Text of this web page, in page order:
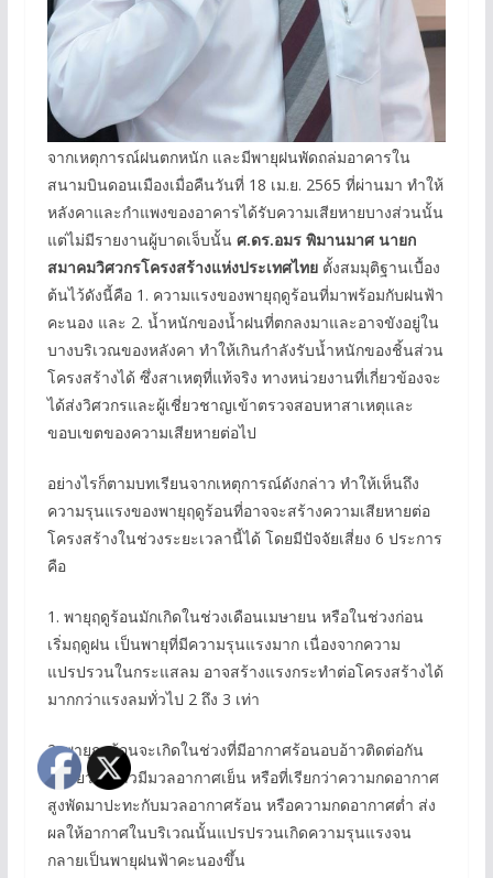
จากเหตุการณ์ฝนตกหนัก และมีพายุฝนพัดถล่มอาคารใน
สนามบินดอนเมืองเมื่อคืนวันที่ 18 เม.ย. 2565 ที่ผ่านมา ทำให้
หลังคาและกำแพงของอาคารได้รับความเสียหายบางส่วนนั้น
แต่ไม่มีรายงานผู้บาดเจ็บนั้น ศ.ดร.อมร พิมานมาศ นายก
สมาคมวิศวกรโครงสร้างแห่งประเทศไทย ตั้งสมมุติฐานเบื้อง
ต้นไว้ดังนี้คือ 1. ความแรงของพายุฤดูร้อนที่มาพร้อมกับฝนฟ้า
คะนอง และ 2. น้ำหนักของน้ำฝนที่ตกลงมาและอาจขังอยู่ใน
บางบริเวณของหลังคา ทำให้เกินกำลังรับน้ำหนักของชิ้นส่วน
โครงสร้างได้ ซึ่งสาเหตุที่แท้จริง ทางหน่วยงานที่เกี่ยวข้องจะ
ได้ส่งวิศวกรและผู้เชี่ยวชาญเข้าตรวจสอบหาสาเหตุและ
ขอบเขตของความเสียหายต่อไป
อย่างไรก็ตามบทเรียนจากเหตุการณ์ดังกล่าว ทำให้เห็นถึง
ความรุนแรงของพายุฤดูร้อนที่อาจจะสร้างความเสียหายต่อ
โครงสร้างในช่วงระยะเวลานี้ได้ โดยมีปัจจัยเสี่ยง 6 ประการ
คือ
1. พายุฤดูร้อนมักเกิดในช่วงเดือนเมษายน หรือในช่วงก่อน
เริ่มฤดูฝน เป็นพายุที่มีความรุนแรงมาก เนื่องจากความ
แปรปรวนในกระแสลม อาจสร้างแรงกระทำต่อโครงสร้างได้
มากกว่าแรงลมทั่วไป 2 ถึง 3 เท่า
2. พายุฤดูร้อนจะเกิดในช่วงที่มีอากาศร้อนอบอ้าวติดต่อกัน
หลายวัน แล้วมีมวลอากาศเย็น หรือที่เรียกว่าความกดอากาศ
สูงพัดมาปะทะกับมวลอากาศร้อน หรือความกดอากาศต่ำ ส่ง
ผลให้อากาศในบริเวณนั้นแปรปรวนเกิดความรุนแรงจน
กลายเป็นพายุฝนฟ้าคะนองขึ้น